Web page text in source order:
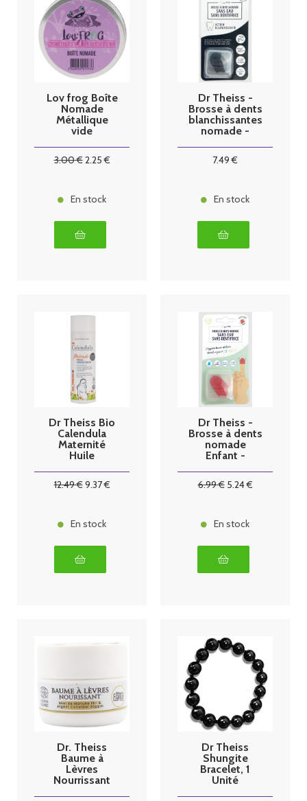
Lov frog Boîte
Nomade
Métallique
vide
3.00€2.25€
En stock
Dr Theiss -
Brosse à dents
blanchissantes
nomade -
7.49 €
En stock
Dr Theiss Bio
Calendula
Maternité
Huile
12.49€9.37€
En stock
Dr Theiss -
Brosse à dents
nomade
Enfant -
6.99€ 5.24€
En stock
Dr. Theiss
Baume à
Lèvres
Nourrissant
Dr Theiss
Shungite
Bracelet, 1
Unité